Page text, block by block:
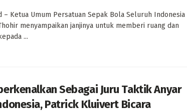
– Ketua Umum Persatuan Sepak Bola Seluruh Indonesia
menyampaikan janjinya untuk memberi ruang dan
...
Sebagai Juru Taktik Anyar
Patrick Kluivert Bicara